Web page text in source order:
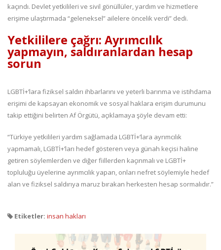
kaçındı. Devlet yetkilileri ve sivil gönüllüler, yardım ve hizmetlere
erişime ulaştırmada “geleneksel” ailelere öncelik verdi” dedi.
Yetkililere çağrı: Ayrımcılık
yapmayın, saldıranlardan hesap
sorun
LGBTİ+’lara fiziksel saldırı ihbarlarını ve yeterli barınma ve istihdama
erişimi de kapsayan ekonomik ve sosyal haklara erişim durumunu
takip ettiğini belirten Af Örgütü, açıklamaya şöyle devam etti:
“Türkiye yetkilileri yardım sağlamada LGBTİ+’lara ayrımcılık
yapmamalı, LGBTİ+’ları hedef gösteren veya günah keçisi haline
getiren söylemlerden ve diğer fiillerden kaçınmalı ve LGBTİ+
topluluğu üyelerine ayrımcılık yapan, onları nefret söylemiyle hedef
alan ve fiziksel saldırıya maruz bırakan herkesten hesap sormalıdır.”
Etiketler: insan hakları